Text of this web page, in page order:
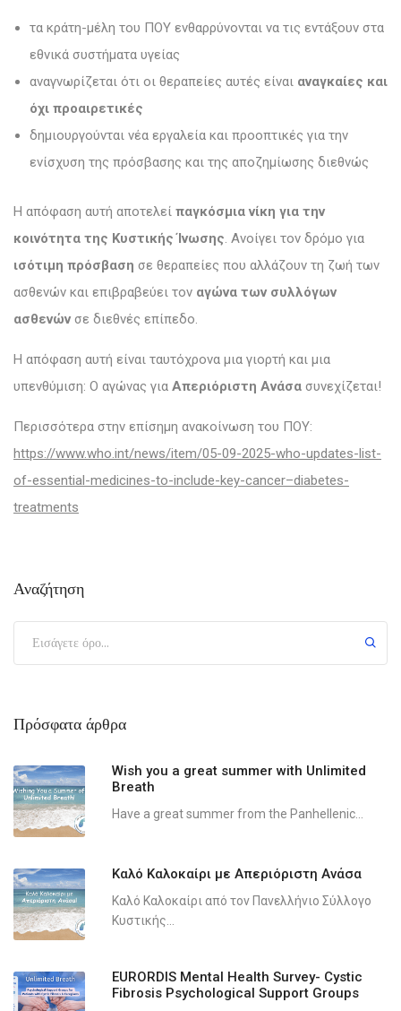
τα κράτη-μέλη του ΠΟΥ ενθαρρύνονται να τις εντάξουν στα
εθνικά συστήματα υγείας
αναγνωρίζεται ότι οι θεραπείες αυτές είναι αναγκαίες και
όχι προαιρετικές
δημιουργούνται νέα εργαλεία και προοπτικές για την
ενίσχυση της πρόσβασης και της αποζημίωσης διεθνώς
Η απόφαση αυτή αποτελεί παγκόσμια νίκη για την
κοινότητα της Κυστικής Ίνωσης. Ανοίγει τον δρόμο για
ισότιμη πρόσβαση σε θεραπείες που αλλάζουν τη ζωή των
ασθενών και επιβραβεύει τον αγώνα των συλλόγων
ασθενών σε διεθνές επίπεδο.
Η απόφαση αυτή είναι ταυτόχρονα μια γιορτή και μια
υπενθύμιση: Ο αγώνας για Απεριόριστη Ανάσα συνεχίζεται!
Περισσότερα στην επίσημη ανακοίνωση του ΠΟΥ:
https://www.who.int/news/item/05-09-2025-who-updates-list-
of-essential-medicines-to-include-key-cancer–diabetes-
treatments
Αναζήτηση
Πρόσφατα άρθρα
Wish you a great summer with Unlimited
Breath
Have a great summer from the Panhellenic...
Καλό Καλοκαίρι με Απεριόριστη Ανάσα
Καλό Καλοκαίρι από τον Πανελλήνιο Σύλλογο
Κυστικής...
EURORDIS Mental Health Survey- Cystic
Fibrosis Psychological Support Groups